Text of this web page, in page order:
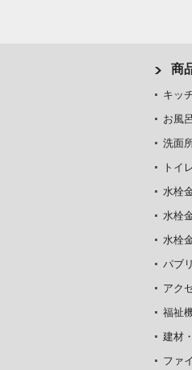
商
キッ
お風
洗面
トイ
水栓
水栓
水栓
パブ
アク
福祉
建材
ファ